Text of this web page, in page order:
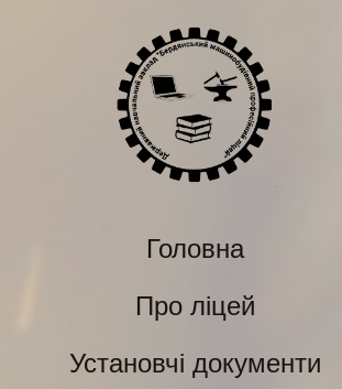
Головна
Про ліцей
Установчі документи